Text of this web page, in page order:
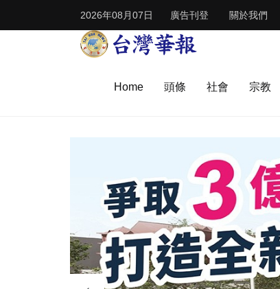
2026年08月07日 廣告刊登 關於我們
Home 頭條 社會 宗教